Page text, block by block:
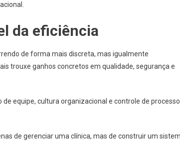
da eficiência
de forma mais discreta, mas igualmente
trouxe ganhos concretos em qualidade, segurança e
equipe, cultura organizacional e controle de
de gerenciar uma clínica, mas de construir um